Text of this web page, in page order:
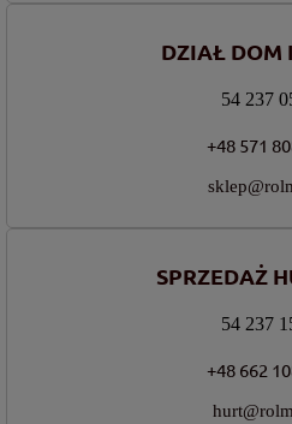
DZIAŁ DOM
54 237
+48 571
SPRZEDAŻ
54 237
+48 662